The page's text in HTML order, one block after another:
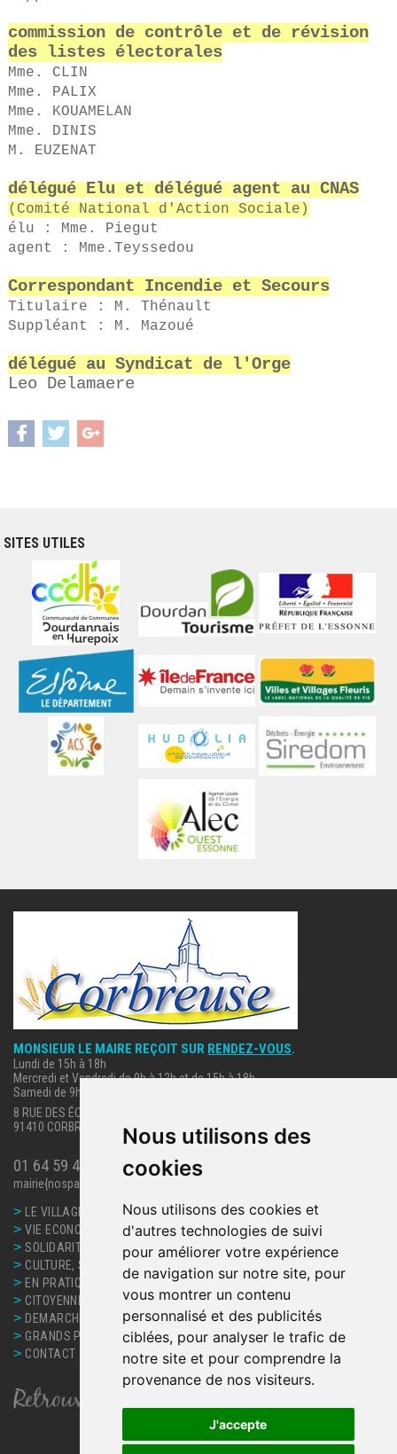
Nous utilisons des
cookies
Nous utilisons des cookies et
d'autres technologies de suivi
pour améliorer votre expérience
de navigation sur notre site, pour
vous montrer un contenu
personnalisé et des publicités
ciblées, pour analyser le trafic de
notre site et pour comprendre la
provenance de nos visiteurs.
J'accepte
commission de contrôle et de révision
des listes électorales
Mme. CLIN
Mme. PALIX
Mme. KOUAMELAN
Mme. DINIS
M. EUZENAT
délégué Elu et délégué agent au CNAS
(Comité National d'Action Sociale)
élu : Mme. Piegut
agent : Mme.Teyssedou
Correspondant Incendie et Secours
Titulaire : M. Thénault
Suppléant : M. Mazoué
délégué au Syndicat de l'Orge
Leo Delamaere
SITES UTILES
MONSIEUR LE MAIRE REÇOIT SUR RENDEZ-VOUS.
Lundi de 15h à 18h
Mercredi et Vendredi de 9h à 12h et de 15h à 18h
Samedi de 9h à 12h.
8 RUE DES ÉCOLES
91410 CORBREUSE
01 64 59 40 63
mairie{nospam}corbreuse.fr
> LE VILLAGE
>VIE ECONOMIQUE
>SOLIDARITE, SANTE
> CULTURE, SPORT ET LOISIRS
> EN PRATIQUE
> CITOYENNETE
> DEMARCHES ET SERVICES
> GRANDS PROJETS
> CONTACT